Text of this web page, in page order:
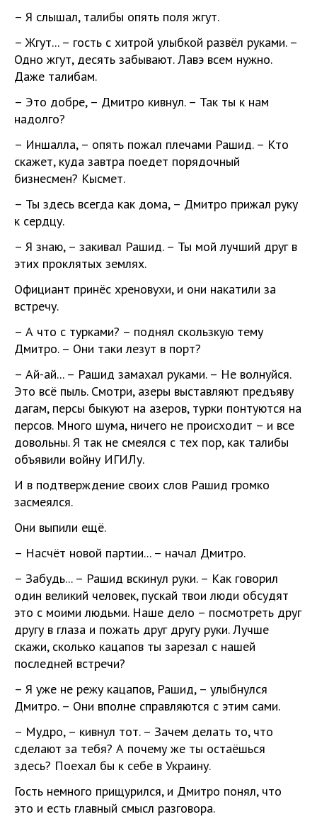
– Я слышал, талибы опять поля жгут.
– Жгут... – гость с хитрой улыбкой развёл руками. –
Одно жгут, десять забывают. Лавэ всем нужно.
Даже талибам.
– Это добре, – Дмитро кивнул. – Так ты к нам
надолго?
– Иншалла, – опять пожал плечами Рашид. – Кто
скажет, куда завтра поедет порядочный
бизнесмен? Кысмет.
– Ты здесь всегда как дома, – Дмитро прижал руку
к сердцу.
– Я знаю, – закивал Рашид. – Ты мой лучший друг в
этих проклятых землях.
Официант принёс хреновухи, и они накатили за
встречу.
– А что с турками? – поднял скользкую тему
Дмитро. – Они таки лезут в порт?
– Ай-ай... – Рашид замахал руками. – Не волнуйся.
Это всё пыль. Смотри, азеры выставляют предъяву
дагам, персы быкуют на азеров, турки понтуются на
персов. Много шума, ничего не происходит – и все
довольны. Я так не смеялся с тех пор, как талибы
объявили войну ИГИЛу.
И в подтверждение своих слов Рашид громко
засмеялся.
Они выпили ещё.
– Насчёт новой партии... – начал Дмитро.
– Забудь... – Рашид вскинул руки. – Как говорил
один великий человек, пускай твои люди обсудят
это с моими людьми. Наше дело – посмотреть друг
другу в глаза и пожать друг другу руки. Лучше
скажи, сколько кацапов ты зарезал с нашей
последней встречи?
– Я уже не режу кацапов, Рашид, – улыбнулся
Дмитро. – Они вполне справляются с этим сами.
– Мудро, – кивнул тот. – Зачем делать то, что
сделают за тебя? А почему же ты остаёшься
здесь? Поехал бы к себе в Украину.
Гость немного прищурился, и Дмитро понял, что
это и есть главный смысл разговора.